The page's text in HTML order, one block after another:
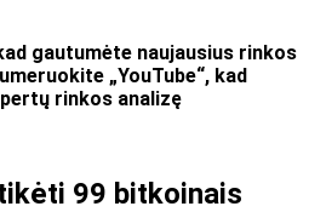
gautumėte naujausius rinkos
„YouTube“, kad
rinkos analizę
99 bitkoinais